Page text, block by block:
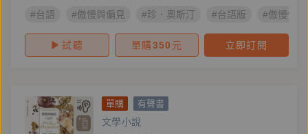
#台語 #傲慢與偏見 #珍．奧斯汀 #台語版 #傲慢佮
試聽 單購350 元 立即訂閱
單購 有聲書
文學小說